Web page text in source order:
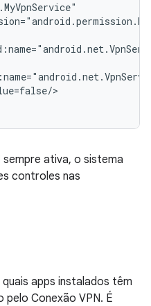
>
sempre ativa, o sistema
controles nas
apps instalados têm
Conexão VPN. É